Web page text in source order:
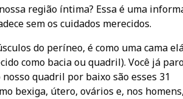
região íntima? Essa é uma
sem os cuidados merecidos.
do períneo, é como uma cama
como bacia ou quadril). Você já
nosso quadril por baixo são esses 31
bexiga, útero, ovários e, nos